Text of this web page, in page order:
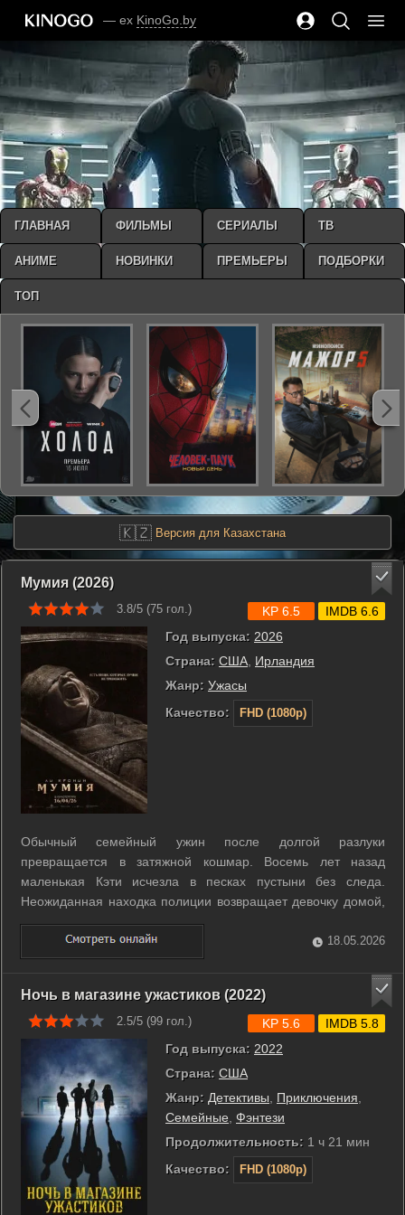
— ex KinoGo.by
🇰🇿 Версия для Казахстана
Мумия (2026)
3.8/5 (75 гол.)
Год выпуска: 2026
Страна: США Ирландия
Жанр: Ужасы
Качество:
FHD (1080p)
KP 6.5 IMDB 6.6
Обычный семейный ужин после долгой разлуки
превращается в затяжной кошмар. Восемь лет назад
маленькая Кэти исчезла в песках пустыни без следа.
Неожиданная находка полиции возвращает девочку домой,
но вместе с ней в дом проникает древнее нечеловеческое
зло. Тело дочери остается прежним, однако её искаженные
движения и пустые глаза выдают ...
18.05.2026
Ночь в магазине ужастиков (2022)
2.5/5 (99 гол.)
Год выпуска: 2022
Страна: США
Жанр: Детективы, Приключения,
Семейные, Фэнтези
Продолжительность: 1 ч 21 мин
Качество:
FHD (1080p)
KP 5.6 IMDB 5.8
ГЛАВНАЯ ФИЛЬМЫ СЕРИАЛЫ ТВ
АНИМЕ НОВИНКИ ПРЕМЬЕРЫ ПОДБОРКИ
ТОП